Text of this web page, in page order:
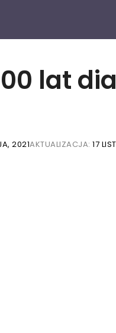
lat
2021AKTUALIZACJA: 17